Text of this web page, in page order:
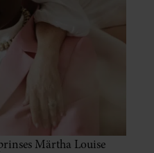
Märtha Louise